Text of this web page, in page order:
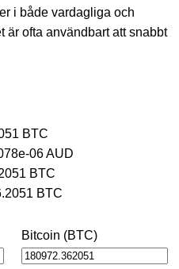
i både vardagliga och
är ofta användbart att snabbt
BTC
06 AUD
BTC
BTC
Bitcoin (BTC)